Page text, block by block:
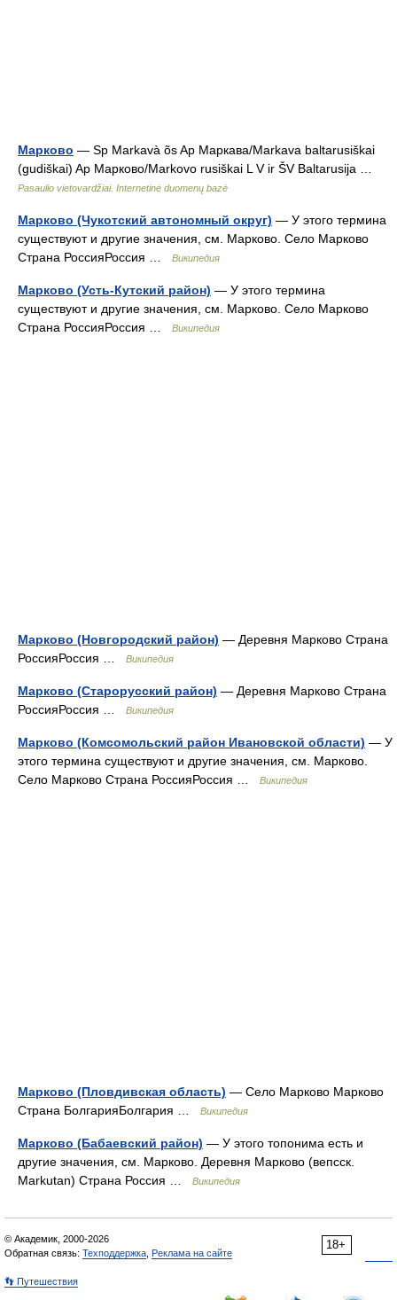
Марково — Sp Markavà õs Ap Маркава/Markava baltarusiškai
(gudiškai) Ap Марково/Markovo rusiškai L V ir ŠV Baltarusija …
Pasaulio vietovardžiai. Internetinė duomenų bazė
Марково (Чукотский автономный округ) — У этого термина
существуют и другие значения, см. Марково. Село Марково
Страна РоссияРоссия …
Википедия
Марково (Усть-Кутский район) — У этого термина
существуют и другие значения, см. Марково. Село Марково
Страна РоссияРоссия …
Википедия
Марково (Новгородский район) — Деревня Марково Страна
РоссияРоссия …
Википедия
Марково (Старорусский район) — Деревня Марково Страна
РоссияРоссия …
Википедия
Марково (Комсомольский район Ивановской области) — У
этого термина существуют и другие значения, см. Марково.
Село Марково Страна РоссияРоссия …
Википедия
Марково (Пловдивская область) — Село Марково Марково
Страна БолгарияБолгария …
Википедия
Марково (Бабаевский район) — У этого топонима есть и
другие значения, см. Марково. Деревня Марково (вепсск.
Markutan) Страна Россия …
Википедия
18+
© Академик, 2000-2026
Обратная связь: Техподдержка Реклама на сайте
👣 Путешествия